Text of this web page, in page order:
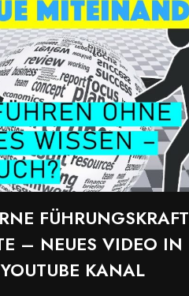
FÜHRUNGSKRAFT
– NEUES VIDEO IN
KANAL